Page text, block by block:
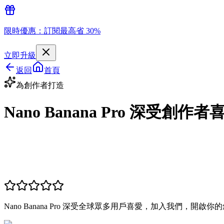
限時優惠：訂閱最高省 30%
立即升級
返回
首頁
為創作者打造
Nano Banana Pro 深受創作者
Nano Banana Pro 深受全球眾多用戶喜愛，加入我們，開啟你的